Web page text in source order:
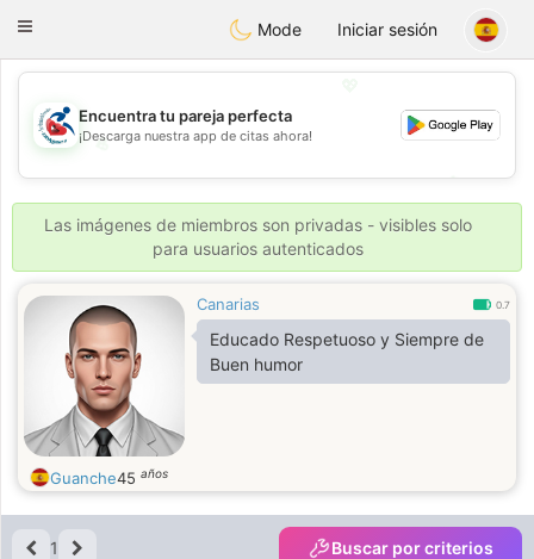
Handi Space
Toggle
Mode Iniciar sesión
💖
💕
💕
Encuentra tu pareja perfecta
¡Descarga nuestra app de citas ahora!
Las imágenes de miembros son privadas - visibles solo
para usuarios autenticados
Canarias 0.7
Educado Respetuoso y Siempre de
Buen humor
Guanche45 años
1 Buscar por criterios